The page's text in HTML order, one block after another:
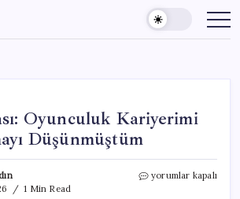
Oyunculuk Kariyerimi
Düşünmüştüm
1 Min Read
Oya
yorumlar kapalı